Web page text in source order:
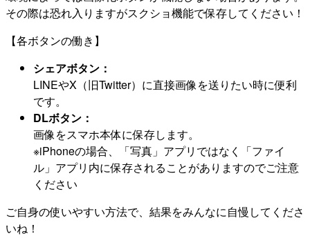
その際は恐れ入りますがスクショ機能で保存してください！
【各ボタンの働き】
シェアボタン：
LINEやX（旧Twitter）に直接画像を送りたい時に便利
です。
DLボタン：
画像をスマホ本体に保存します。
※iPhoneの場合、「写真」アプリではなく「ファイ
ル」アプリ内に保存されることがありますのでご注意
ください
ご自身の使いやすい方法で、結果をみんなに自慢してくださ
いね！